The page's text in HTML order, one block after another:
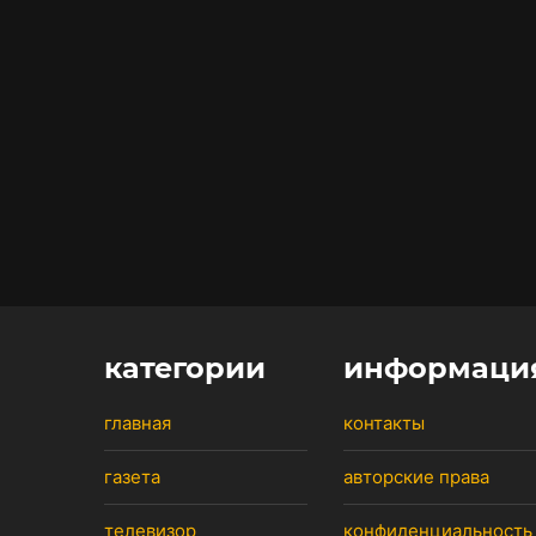
категории
главная
газета
телевизор
контакты
авторские права
конфиденциальность